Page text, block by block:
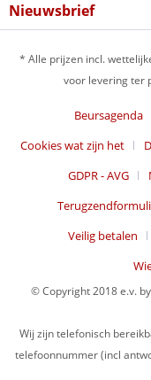
Nieuwsbrief
* Alle prijzen incl.
voor levering ter
Beursagenda
Cookies wat zijn het
GDPR - AVG
Veilig betalen
© Copyright 2018 e.v.
Wij zijn telefonisch
telefoonnummer (incl